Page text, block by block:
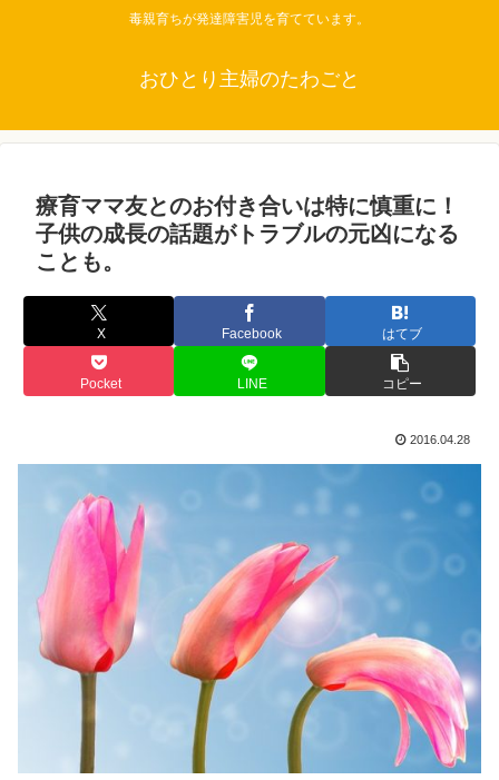
毒親育ちが発達障害児を育てています。
おひとり主婦のたわごと
療育ママ友とのお付き合いは特に慎重に！
子供の成長の話題がトラブルの元凶になる
ことも。
X Facebook はてブ
Pocket LINE コピー
2016.04.28